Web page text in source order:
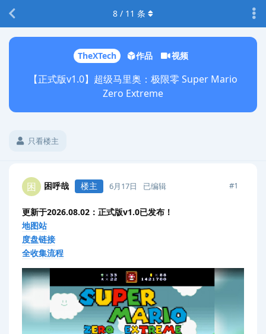
TheXTech 作品 视频
【正式版v1.0】超级马里奥：极限零 Super Mario
Zero Extreme
只看楼主
8 / 11 条
困 困呼哉 楼主 6月17日 已编辑 #1
更新于2026.08.02：正式版v1.0已发布！
地图站
度盘链接
全收集流程